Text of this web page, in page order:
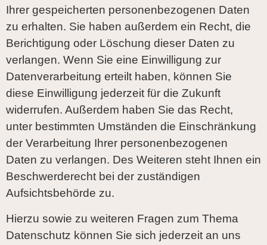
Ihrer gespeicherten personenbezogenen Daten
zu erhalten. Sie haben außerdem ein Recht, die
Berichtigung oder Löschung dieser Daten zu
verlangen. Wenn Sie eine Einwilligung zur
Datenverarbeitung erteilt haben, können Sie
diese Einwilligung jederzeit für die Zukunft
widerrufen. Außerdem haben Sie das Recht,
unter bestimmten Umständen die Einschränkung
der Verarbeitung Ihrer personenbezogenen
Daten zu verlangen. Des Weiteren steht Ihnen ein
Beschwerderecht bei der zuständigen
Aufsichtsbehörde zu.
Hierzu sowie zu weiteren Fragen zum Thema
Datenschutz können Sie sich jederzeit an uns